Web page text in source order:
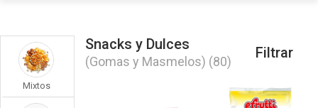
Mixtos
Snacks y Dulces
(Gomas y Masmelos) (80)
Filtrar